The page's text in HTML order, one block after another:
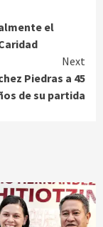
el
Next
Piedras a 45
de su partida